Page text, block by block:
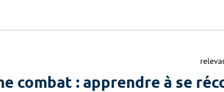
combat : apprendre à se